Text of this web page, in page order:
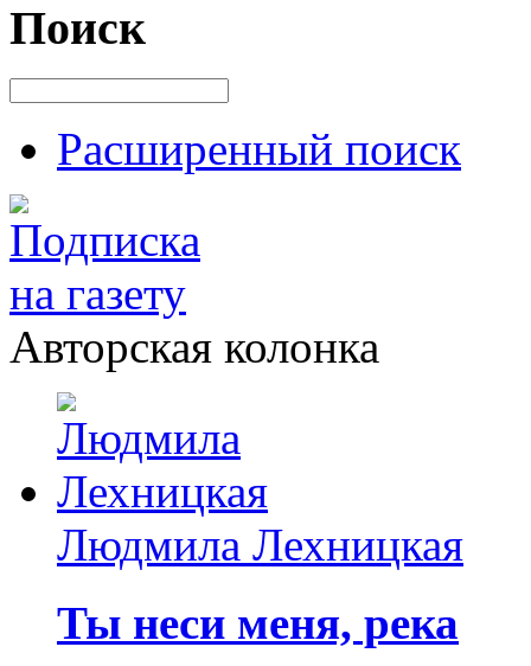
Поиск
Расширенный поиск
Авторская колонка
Людмила Лехницкая
Ты неси меня, река